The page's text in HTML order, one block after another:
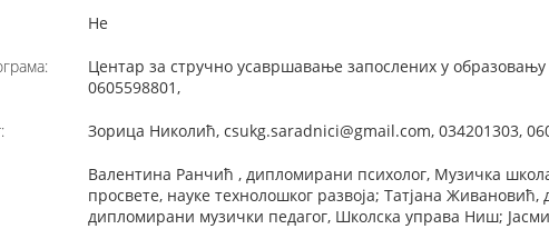
Не
Центар за стручно усавршавање запослених у
0605598801,
Зорица Николић, csukg.saradnici@gmail.com, 034201303,
Валентина Ранчић , дипломирани психолог, Музичка
просвете, науке технолошког развоја; Taтјана
дипломирани музички педагог, Школска управа Ниш;